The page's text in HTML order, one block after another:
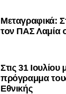
Μεταγραφικά:
τον ΠΑΣ Λαμία
Στις 31 Ιουλίου
πρόγραμμα
Εθνικής